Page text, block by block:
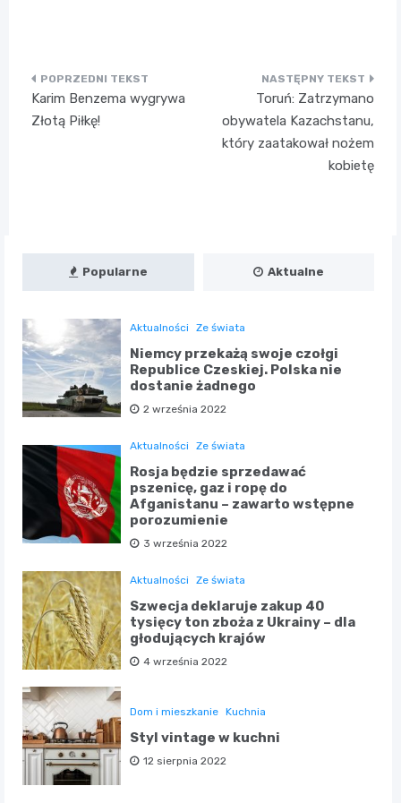
Nawigacja
wpisu
Karim Benzema wygrywa
Złotą Piłkę!
Toruń: Zatrzymano
obywatela Kazachstanu,
który zaatakował nożem
kobietę
Popularne Aktualne
Aktualności Ze świata
Niemcy przekażą swoje czołgi
Republice Czeskiej. Polska nie
dostanie żadnego
2 września 2022
Aktualności Ze świata
Rosja będzie sprzedawać
pszenicę, gaz i ropę do
Afganistanu – zawarto wstępne
porozumienie
3 września 2022
Aktualności Ze świata
Szwecja deklaruje zakup 40
tysięcy ton zboża z Ukrainy – dla
głodujących krajów
4 września 2022
Dom i mieszkanie Kuchnia
Styl vintage w kuchni
12 sierpnia 2022